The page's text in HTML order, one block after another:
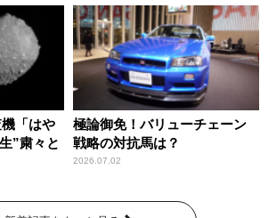
「はや
”粛々と
極論御免！バリューチェーン
戦略の対抗馬は？
2026.07.02